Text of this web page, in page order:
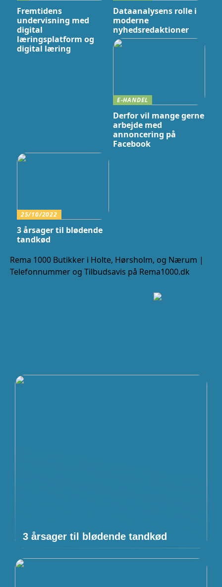
Fremtidens
undervisning med
digital
læringsplatform og
digital læring
Dataanalysens rolle i
moderne
nyhedsredaktioner
E-HANDEL
Derfor vil mange gerne
arbejde med
annoncering på
Facebook
25/10/2022
3 årsager til blødende
tandkød
Rema 1000 Butikker i Holte, Hørsholm, og Nærum |
Telefonnummer og Tilbudsavis på Rema1000.dk
3 årsager til blødende tandkød